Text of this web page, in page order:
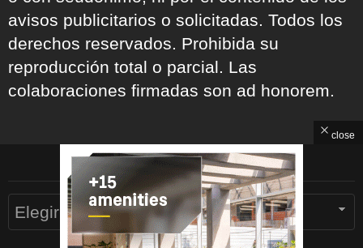
avisos publicitarios o solicitadas. Todos los
derechos reservados. Prohibida su
reproducción total o parcial. Las
colaboraciones firmadas son ad honorem.
ARCHIVOS
Archivos
close